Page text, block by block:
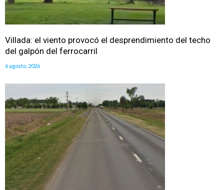
Villada: el viento provocó el desprendimiento del techo
del galpón del ferrocarril
6 agosto, 2026